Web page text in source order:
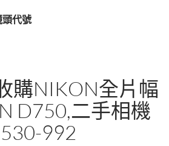
頭代號
購NIKON全片幅
D750,二手相機
992